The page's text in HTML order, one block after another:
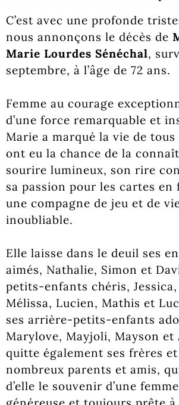
C’est avec une profonde
nous annonçons le décès de
Marie Lourdes Sénéchal,
septembre, à l’âge de 72 ans.
Femme au courage
d’une force remarquable et
Marie a marqué la vie de tous
ont eu la chance de la
sourire lumineux, son rire
sa passion pour les cartes en
une compagne de jeu et de
inoubliable.
Elle laisse dans le deuil ses
aimés, Nathalie, Simon et
petits-enfants chéris,
Mélissa, Lucien, Mathis et
ses arrière-petits-enfants
Marylove, Mayjoli, Mayson et
quitte également ses frères
nombreux parents et amis,
d’elle le souvenir d’une